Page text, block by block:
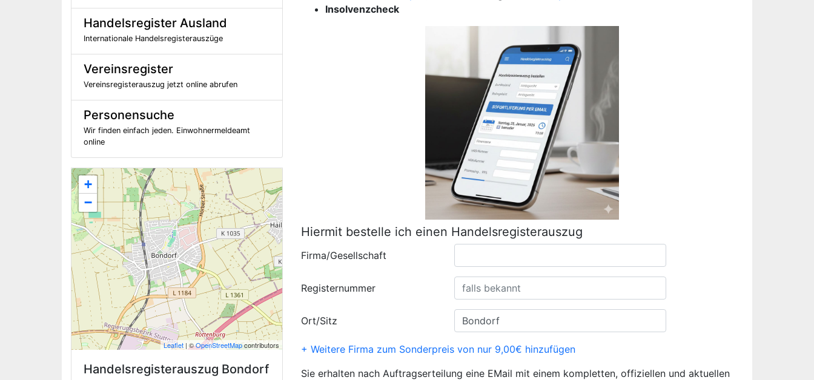
Handelsregister Ausland
Internationale Handelsregisterauszüge
Vereinsregister
Vereinsregisterauszug jetzt online abrufen
Personensuche
Wir finden einfach jeden. Einwohnermeldeamt
online
+
−
Leaflet | ©OpenStreetMapcontributors
Handelsregisterauszug Bondorf
Insolvenzcheck
Hiermit bestelle ich einen Handelsregisterauszug
Firma/Gesellschaft
Registernummer
Ort/Sitz
+ Weitere Firma zum Sonderpreis von nur 9,00€ hinzufügen
Sie erhalten nach Auftragserteilung eine EMail mit einem kompletten, offiziellen und aktuellen